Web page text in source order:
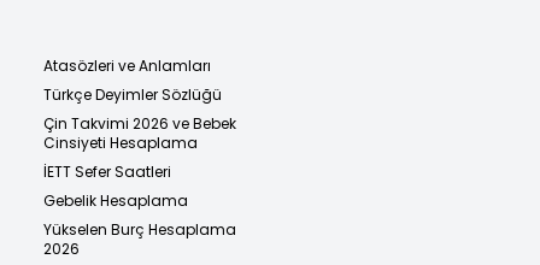
Atasözleri ve Anlamları
Türkçe Deyimler Sözlüğü
Çin Takvimi 2026 ve Bebek
Cinsiyeti Hesaplama
İETT Sefer Saatleri
Gebelik Hesaplama
Yükselen Burç Hesaplama
2026